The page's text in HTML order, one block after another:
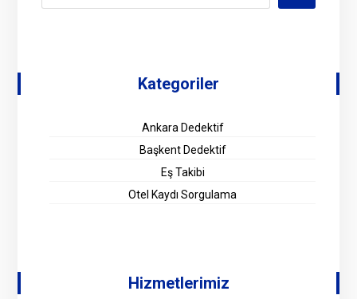
Kategoriler
Ankara Dedektif
Başkent Dedektif
Eş Takibi
Otel Kaydı Sorgulama
Hizmetlerimiz